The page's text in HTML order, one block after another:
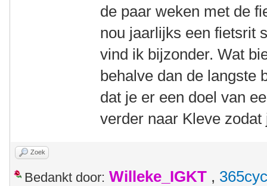
de paar weken met de
nou jaarlijks een fietsrit
vind ik bijzonder. Wat
behalve dan de langste
dat je er een doel van
verder naar Kleve
Zoek
Bedankt door: Willeke_IGKT ,